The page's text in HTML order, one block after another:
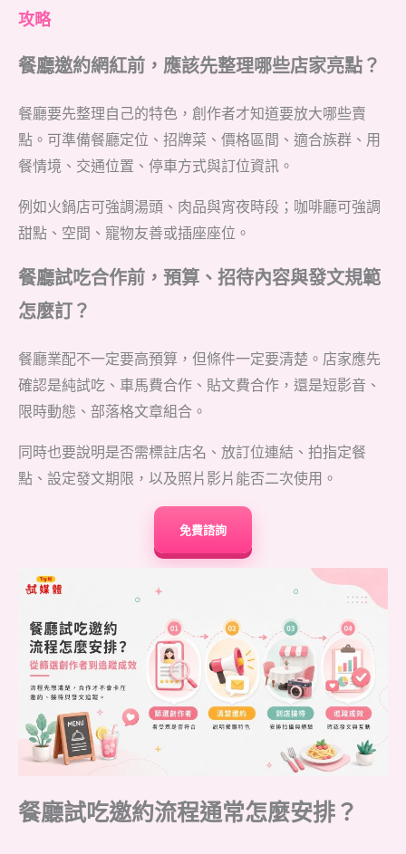
攻略
餐廳邀約網紅前，應該先整理哪些店家亮點？
餐廳要先整理自己的特色，創作者才知道要放大哪些賣
點。可準備餐廳定位、招牌菜、價格區間、適合族群、用
餐情境、交通位置、停車方式與訂位資訊。
例如火鍋店可強調湯頭、肉品與宵夜時段；咖啡廳可強調
甜點、空間、寵物友善或插座座位。
餐廳試吃合作前，預算、招待內容與發文規範
怎麼訂？
餐廳業配不一定要高預算，但條件一定要清楚。店家應先
確認是純試吃、車馬費合作、貼文費合作，還是短影音、
限時動態、部落格文章組合。
同時也要說明是否需標註店名、放訂位連結、拍指定餐
點、設定發文期限，以及照片影片能否二次使用。
免費諮詢
餐廳試吃邀約流程通常怎麼安排？